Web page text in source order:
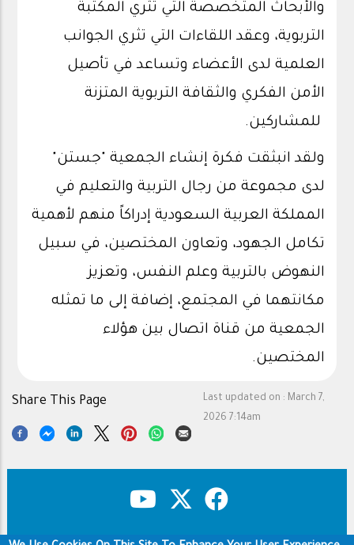
والأبحاث المتخصصة التي تثري المكتبة
التربوية، وعقد اللقاءات التي تثري الجوانب
العلمية لدى الأعضاء وتساعد في تأصيل
الأمن الفكري والثقافة التربوية المتزنة
للمشاركين.
ولقد انبثقت فكرة إنشاء الجمعية "جستن"
لدى مجموعة من رجال التربية والتعليم في
المملكة العربية السعودية إدراكاً منهم لأهمية
تكامل الجهود، وتعاون المختصين، في سبيل
النهوض بالتربية وعلم النفس، وتعزيز
مكانتهما في المجتمع، إضافة إلى ما تمثله
الجمعية من قناة اتصال بين هؤلاء
المختصين.
Last updated on : March 7,
2026 7:14am
Share This Page